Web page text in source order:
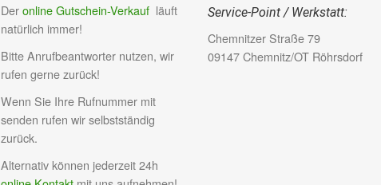
Deronline Gutschein-Verkauf läuft
natürlich immer!
Bitte Anrufbeantworter nutzen, wir
rufen gerne zurück!
Wenn Sie Ihre Rufnummer mit
senden rufen wir selbstständig
zurück.
Alternativ können jederzeit 24h
Service-Point / Werkstatt:
Chemnitzer Straße 79
09147 Chemnitz/OT Röhrsdorf